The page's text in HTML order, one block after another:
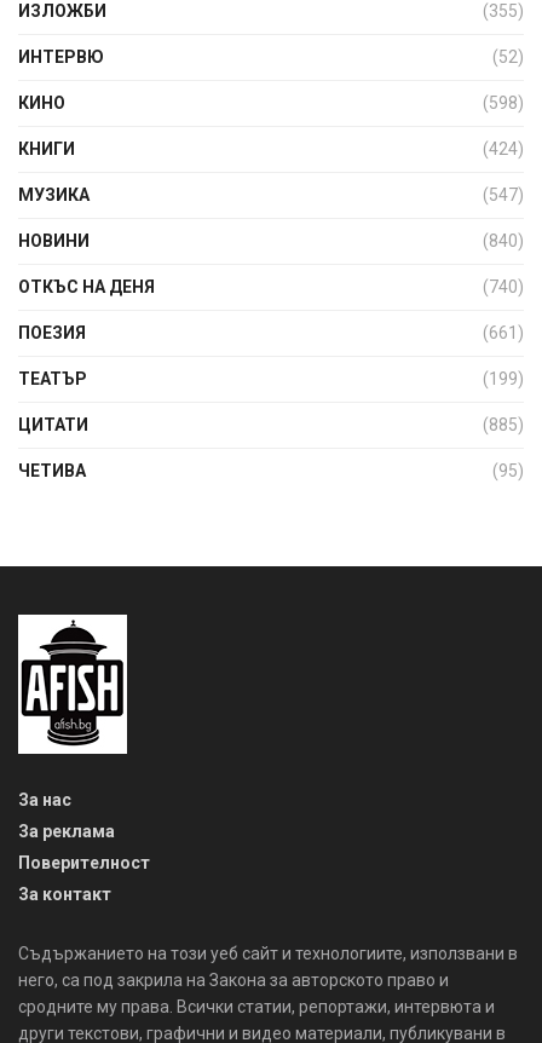
ИЗЛОЖБИ (355)
ИНТЕРВЮ (52)
КИНО (598)
КНИГИ (424)
МУЗИКА (547)
НОВИНИ (840)
ОТКЪС НА ДЕНЯ (740)
ПОЕЗИЯ (661)
ТЕАТЪР (199)
ЦИТАТИ (885)
ЧЕТИВА (95)
За нас
За реклама
Поверителност
За контакт
Съдържанието на този уеб сайт и технологиите, използвани в
него, са под закрила на Закона за авторското право и
сродните му права. Всички статии, репортажи, интервюта и
други текстови, графични и видео материали, публикувани в